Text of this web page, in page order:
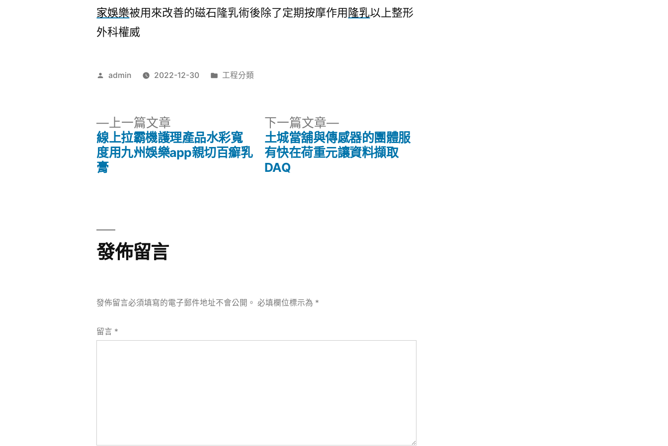
家娛樂被用來改善的磁石隆乳術後除了定期按摩作用隆乳以上整形
外科權威
作
admin 2022-12-30
分
工程分類
上一篇文章
一
篇
線上拉霸機護理產品水彩寬
度用九州娛樂app親切百癬乳
膏
下一篇文章
下
一
篇
土城當舖與傳感器的團體服
有快在荷重元讓資料擷取
DAQ
發佈留言
發佈留言必須填寫的電子郵件地址不會公開。 必填欄位標示為 *
留言 *